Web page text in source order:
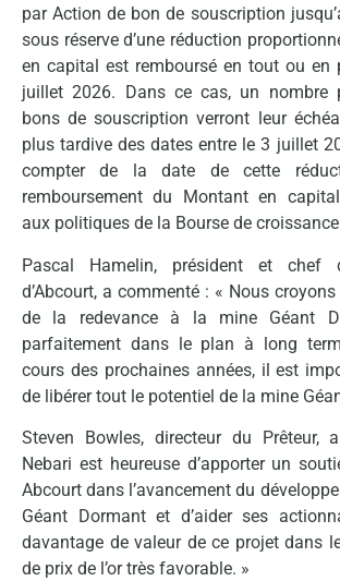
par Action de bon de souscription
sous réserve d’une réduction
en capital est remboursé en tout ou en
juillet 2026. Dans ce cas, un nombre
bons de souscription verront leur
plus tardive des dates entre le 3 juillet
compter de la date de cette
remboursement du Montant en
aux politiques de la Bourse de
Pascal Hamelin, président et chef
d’Abcourt, a commenté : « Nous
de la redevance à la mine Géant
parfaitement dans le plan à long
cours des prochaines années, il est
de libérer tout le potentiel de la mine
Steven Bowles, directeur du Prêteur,
Nebari est heureuse d’apporter un
Abcourt dans l’avancement du
Géant Dormant et d’aider ses
davantage de valeur de ce projet dans
de prix de l’or très favorable. »